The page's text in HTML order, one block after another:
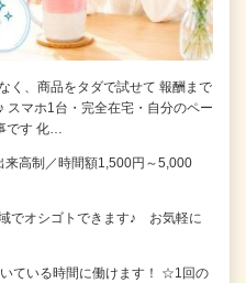
く、商品をタダで試せて 報酬まで
スマホ1台・完全在宅・自分のペー
です 化…
来高制／時間額1,500円～5,000
でオシゴトできます♪ お気軽に
ている時間に働けます！ ☆1回の